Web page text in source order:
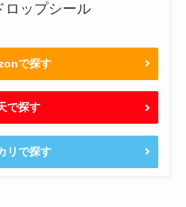
ロップシール
で探す
で探す
リで探す